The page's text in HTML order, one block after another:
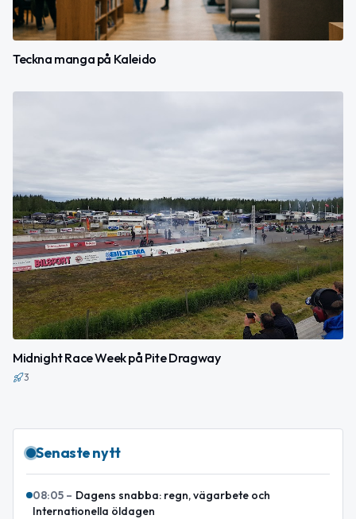
Teckna manga på Kaleido
Midnight Race Week på Pite Dragway
3
Senaste nytt
08:05 – Dagens snabba: regn, vägarbete och
Internationella öldagen